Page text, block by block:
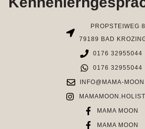
PROPSTEIWEG 8
79189 BAD
0176 32955044
0176 32955044
INFO@MAMA-
MAMA MOON
MAMA MOON